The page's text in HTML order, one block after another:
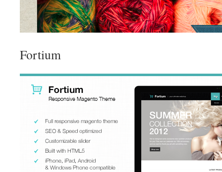
Fortium